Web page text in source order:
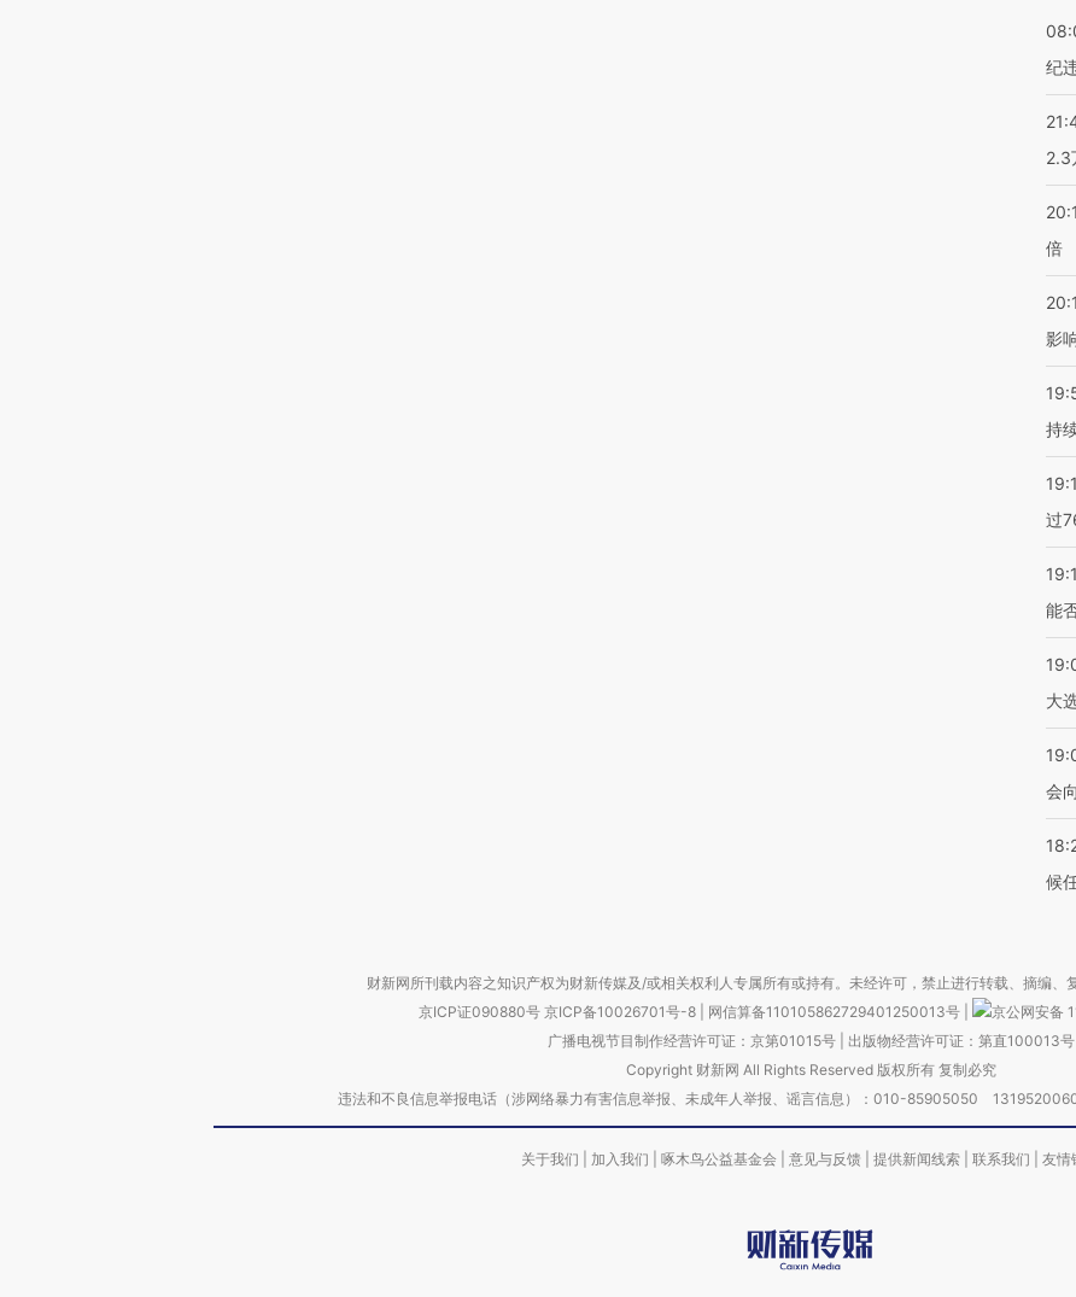
纪
2.3
倍
影
持
过
能
大
会
候
财新网所刊载内容之知识产权为财新传媒及/或相关权利人专属所有或持有。未经许可，禁止进行转载、摘编、
京ICP证090880号 京ICP备10026701号-8 网信算备110105862729401250013号
京公网安备
广播电视节目制作经营许可证：京第01015号| 出版物经营许可证：第直100013号
Copyright 财新网 All Rights Reserved 版权所有 复制必究
违法和不良信息举报电话（涉网络暴力有害信息举报、未成年人举报、谣言信息）：010-85905050
关于我们 加入我们 啄木鸟公益基金会 意见与反馈 提供新闻线索 联系我们 友情